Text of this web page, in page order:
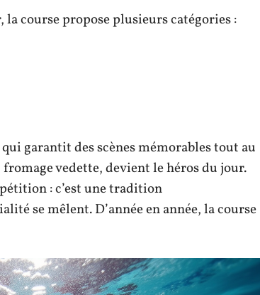
course propose plusieurs catégories :
garantit des scènes mémorables tout au
vedette, devient le héros du jour.
: c’est une tradition
se mêlent. D’année en année, la course